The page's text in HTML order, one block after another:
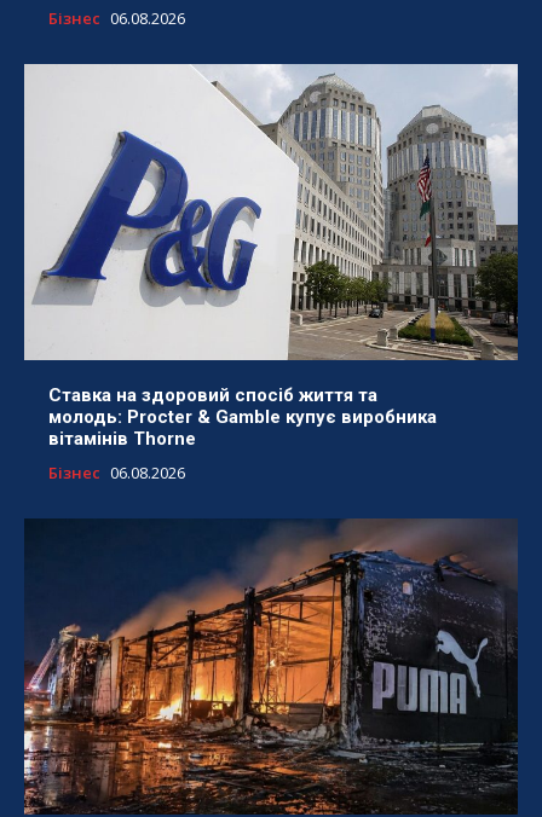
Бізнес 06.08.2026
Ставка на здоровий спосіб життя та
молодь: Procter & Gamble купує виробника
вітамінів Thorne
Бізнес 06.08.2026